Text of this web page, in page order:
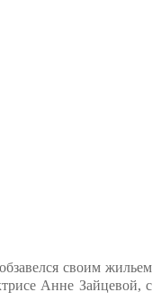
своим жильем
Анне Зайцевой, с